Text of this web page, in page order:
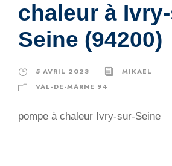
chaleur à
Seine (94200)
5 AVRIL 2023
MIKAEL
VAL-DE-MARNE 94
pompe à chaleur Ivry-sur-Seine